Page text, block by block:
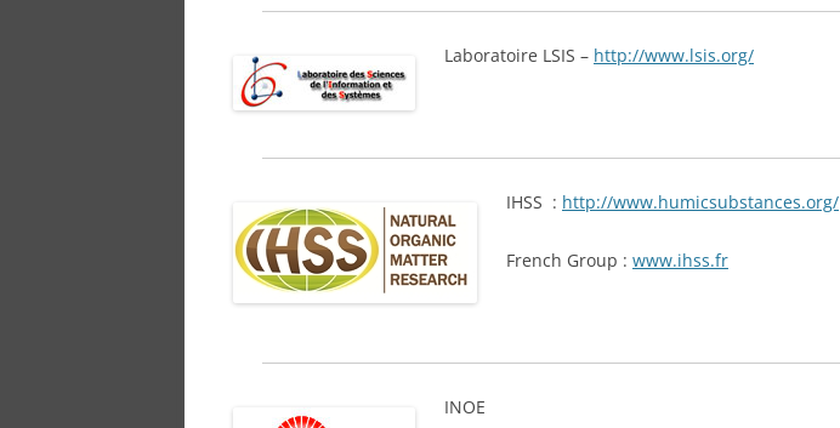
Laboratoire LSIS – http://www.lsis.org/
IHSS : http://www.humicsubstances.org/
French Group : www.ihss.fr
INOE